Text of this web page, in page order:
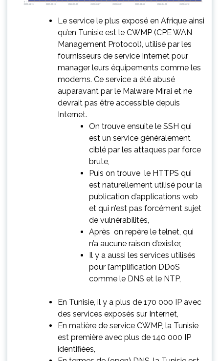
Le service le plus exposé en Afrique ainsi
qu’en Tunisie est le CWMP (CPE WAN
Management Protocol), utilisé par les
fournisseurs de service Internet pour
manager leurs équipements comme les
modems. Ce service a été abusé
auparavant par le Malware Mirai et ne
devrait pas être accessible depuis
Internet.
On trouve ensuite le SSH qui
est un service généralement
ciblé par les attaques par force
brute,
Puis on trouve le HTTPS qui
est naturellement utilisé pour la
publication d’applications web
et qui n’est pas forcément sujet
de vulnérabilités,
Après on repère le telnet, qui
n’a aucune raison d’exister,
Il y a aussi les services utilisés
pour l’amplification DDoS
comme le DNS et le NTP,
En Tunisie, il y a plus de 170 000 IP avec
des services exposés sur Internet,
En matière de service CWMP, la Tunisie
est première avec plus de 140 000 IP
identifiées,